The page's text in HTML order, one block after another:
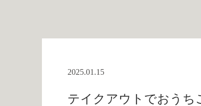
2025.01.15
テイクアウトでおうち